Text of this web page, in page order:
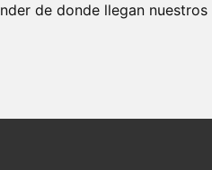
de donde llegan